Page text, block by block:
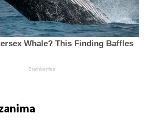
Whale? This Finding Baffles
Brainberries